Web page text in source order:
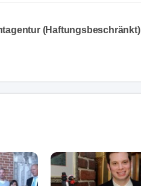
(Haftungsbeschränkt)